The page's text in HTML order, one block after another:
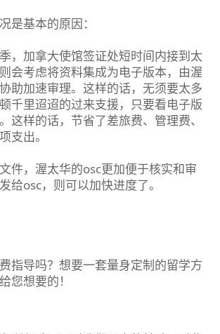
是基本的原因：
，加拿大使馆签证处短时间内接到太
会考虑将资料集成为电子版本，由渥
助加速审理。这样的话，无须要太多
千里迢迢的过来支援，只要看电子版
这样的话，节省了差旅费、管理费、
支出。
件，渥太华的osc更加便于核实和审
给osc，则可以加快进度了。
指导吗？想要一套量身定制的留学方
您想要的！